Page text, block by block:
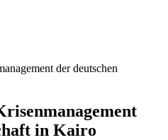
der deutschen
in Kairo